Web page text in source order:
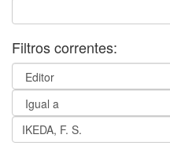
Filtros correntes: